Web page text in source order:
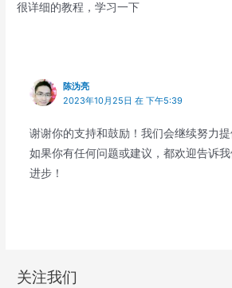
很详细的教程，学习一下
陈沩亮
2023年10月25日 在 下午5:39
谢谢你的支持和鼓励！我们会继续努力提
如果你有任何问题或建议，都欢迎告诉
进步！
关注我们